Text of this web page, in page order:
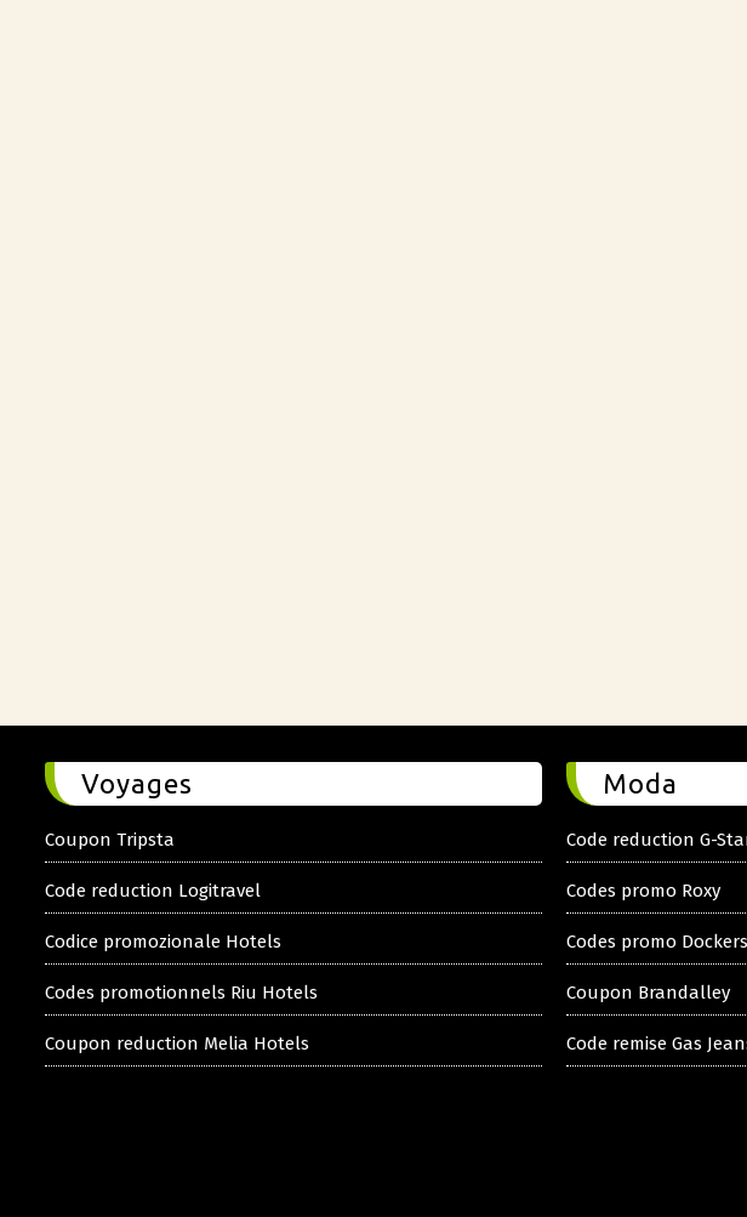
Voyages
Coupon Tripsta
Code reduction Logitravel
Codice promozionale Hotels
Codes promotionnels Riu Hotels
Coupon reduction Melia Hotels
Moda
Code reduction G-
Codes promo Roxy
Codes promo Dockers
Coupon Brandalley
Code remise Gas